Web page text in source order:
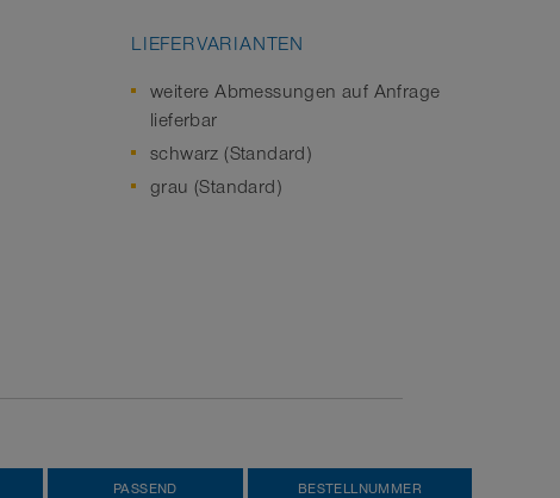
LIEFERVARIANTEN
weitere Abmessungen auf Anfrage
lieferbar
schwarz (Standard)
grau (Standard)
PASSEND
BESTELLNUMMER